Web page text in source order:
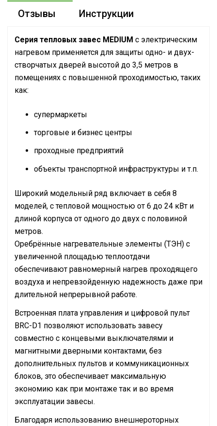
Отзывы Инструкции
Серия тепловых завес MEDIUM с электрическим
нагревом применяется для защиты одно- и двух-
створчатых дверей высотой до 3,5 метров в
помещениях с повышенной проходимостью, таких
как:
супермаркеты
торговые и бизнес центры
проходные предприятий
объекты транспортной инфраструктуры и т.п.
Широкий модельный ряд включает в себя 8
моделей, с тепловой мощностью от 6 до 24 кВт и
длиной корпуса от одного до двух с половиной
метров.
Оребрённые нагревательные элементы (ТЭН) с
увеличенной площадью теплоотдачи
обеспечивают равномерный нагрев проходящего
воздуха и непревзойденную надежность даже при
длительной непрерывной работе.
Встроенная плата управления и цифровой пульт
BRC-D1 позволяют использовать завесу
совместно с концевыми выключателями и
магнитными дверными контактами, без
дополнительных пультов и коммуникационных
блоков, это обеспечивает максимальную
экономию как при монтаже так и во время
эксплуатации завесы.
Благодаря использованию внешнероторных